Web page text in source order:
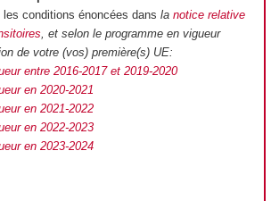
les conditions énoncées dans la notice relative
, et selon le programme en vigueur
de votre (vos) première(s) UE:
entre 2016-2017 et 2019-2020
en 2020-2021
en 2021-2022
en 2022-2023
en 2023-2024